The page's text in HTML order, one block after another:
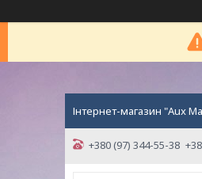
Інтернет-магазин "Aux
+380 (97) 344-55-38